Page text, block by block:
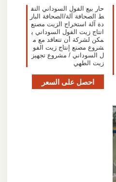
حار بيع الفول السوداني النف
ط الصحافة آلة/الصحافة البار
دة آلة استخراج الزيت مصنع
انتاج زيت الفول السوداني ي
مكن لشركة أن تتعاقد مع م
شروع مصنع إنتاج زيت الفو
ل السوداني / مشروع تجهيز
زيت الطهي
احصل على السعر